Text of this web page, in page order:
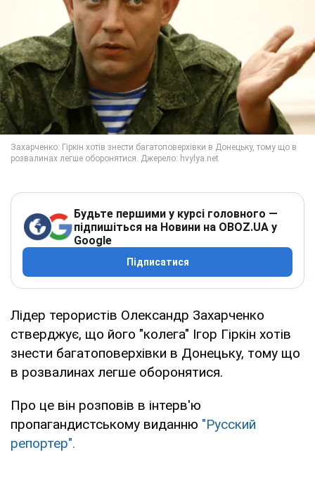
Будьте першими у курсі головного —
підпишіться на Новини на OBOZ.UA у
Google
Підписатися
Лідер терористів Олександр Захарченко
стверджує, що його "колега" Ігор Гіркін хотів
знести багатоповерхівки в Донецьку, тому що
в розвалинах легше оборонятися.
Про це він розповів в інтерв'ю
пропагандистському виданню "Русский
репортер".